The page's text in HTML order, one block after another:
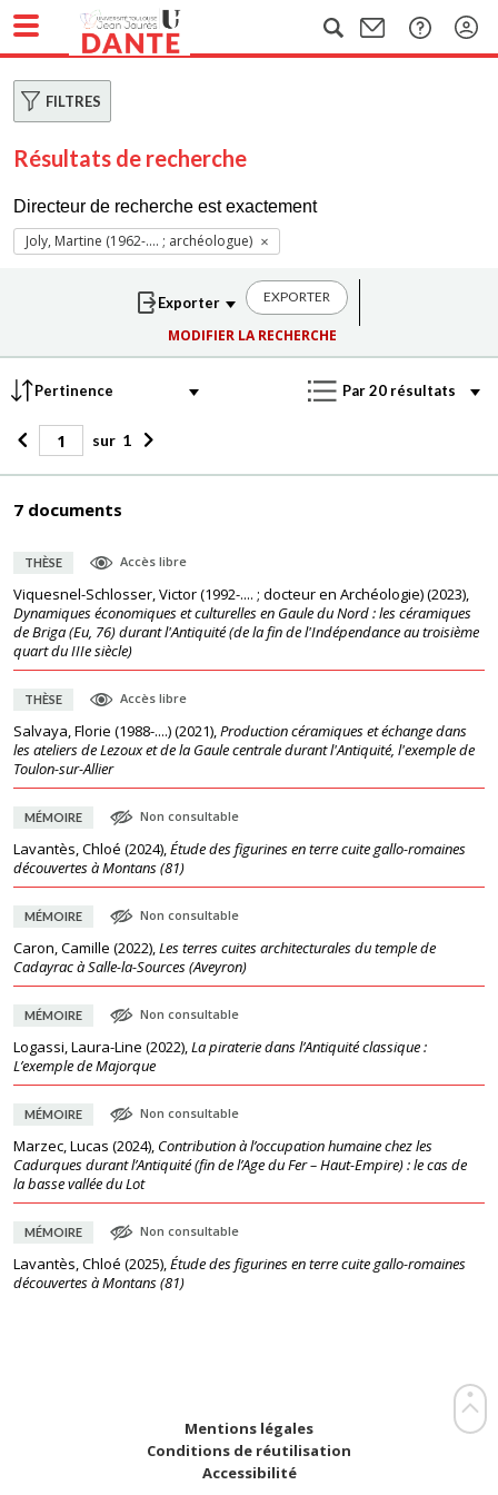
FILTRES
Résultats de recherche
Directeur de recherche est exactement
Joly, Martine (1962-.... ; archéologue)
EXPORTER
MODIFIER LA RECHERCHE
sur 1
7 documents
THÈSE Accès libre
Viquesnel-Schlosser, Victor (1992-.... ; docteur en Archéologie)(2023),
Dynamiques économiques et culturelles en Gaule du Nord : les céramiques
de Briga (Eu, 76) durant l'Antiquité (de la fin de l'Indépendance au troisième
quart du IIIe siècle)
THÈSE Accès libre
Salvaya, Florie (1988-....)(2021),Production céramiques et échange dans
les ateliers de Lezoux et de la Gaule centrale durant l'Antiquité, l'exemple de
Toulon-sur-Allier
MÉMOIRE Non consultable
Lavantès, Chloé (2024),Étude des figurines en terre cuite gallo-romaines
découvertes à Montans (81)
MÉMOIRE Non consultable
Caron, Camille (2022),Les terres cuites architecturales du temple de
Cadayrac à Salle-la-Sources (Aveyron)
MÉMOIRE Non consultable
Logassi, Laura-Line (2022),La piraterie dans l’Antiquité classique :
L’exemple de Majorque
MÉMOIRE Non consultable
Marzec, Lucas (2024), Contribution à l’occupation humaine chez les
Cadurques durant l’Antiquité (fin de l’Age du Fer – Haut-Empire) : le cas de
la basse vallée du Lot
MÉMOIRE Non consultable
Lavantès, Chloé (2025),Étude des figurines en terre cuite gallo-romaines
découvertes à Montans (81)
Mentions légales
Conditions de réutilisation
Accessibilité